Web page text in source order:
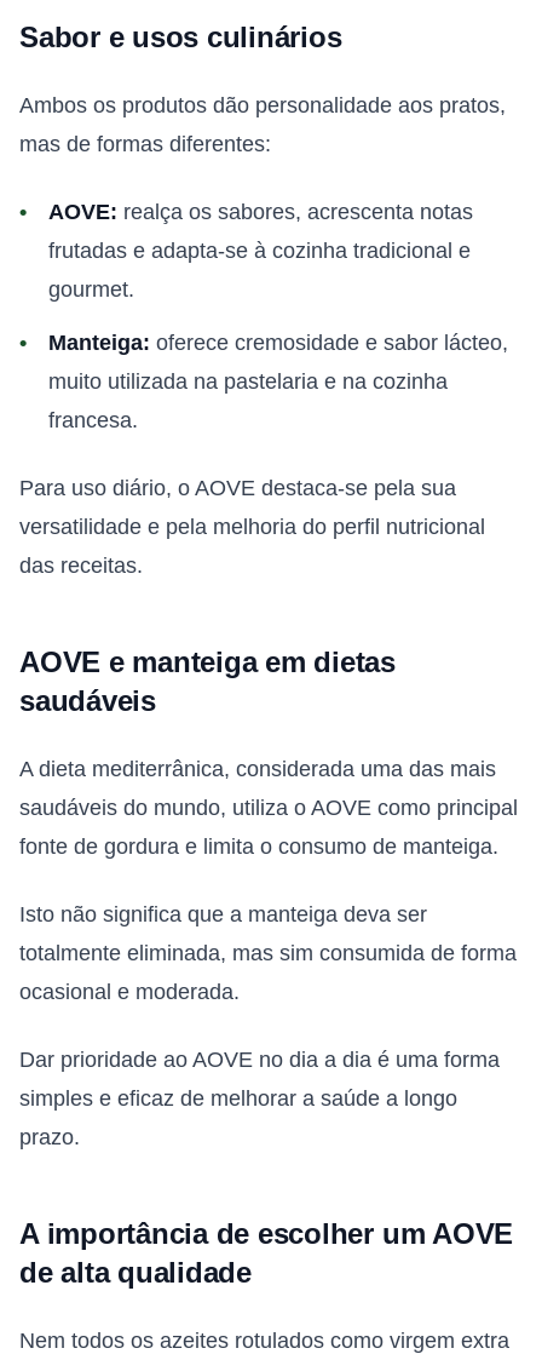
Sabor e usos culinários
Ambos os produtos dão personalidade aos pratos,
mas de formas diferentes:
AOVE: realça os sabores, acrescenta notas
frutadas e adapta-se à cozinha tradicional e
gourmet.
Manteiga: oferece cremosidade e sabor lácteo,
muito utilizada na pastelaria e na cozinha
francesa.
Para uso diário, o AOVE destaca-se pela sua
versatilidade e pela melhoria do perfil nutricional
das receitas.
AOVE e manteiga em dietas
saudáveis
A dieta mediterrânica, considerada uma das mais
saudáveis do mundo, utiliza o AOVE como principal
fonte de gordura e limita o consumo de manteiga.
Isto não significa que a manteiga deva ser
totalmente eliminada, mas sim consumida de forma
ocasional e moderada.
Dar prioridade ao AOVE no dia a dia é uma forma
simples e eficaz de melhorar a saúde a longo
prazo.
A importância de escolher um AOVE
de alta qualidade
Nem todos os azeites rotulados como virgem extra